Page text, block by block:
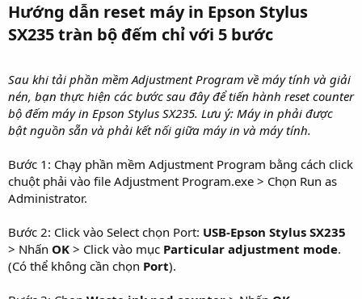
Hướng dẫn reset máy in Epson Stylus
SX235 tràn bộ đếm chỉ với 5 bước​
Sau khi tải phần mềm Adjustment Program về máy tính và giải
nén, bạn thực hiện các bước sau đây để tiến hành reset counter
bộ đếm máy in Epson Stylus SX235. Lưu ý: Máy in phải được
bật nguồn sẵn và phải kết nối giữa máy in và máy tính.
Bước 1: Chạy phần mềm Adjustment Program bằng cách click
chuột phải vào file Adjustment Program.exe > Chọn Run as
Administrator.
Bước 2: Click vào Select chọn Port: USB-Epson Stylus SX235
> Nhấn OK > Click vào mục Particular adjustment mode.
(Có thể không cần chọn Port).